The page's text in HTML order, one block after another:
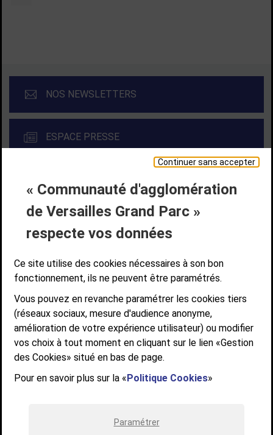
Continuer sans accepter
« Communauté d'agglomération
de Versailles Grand Parc »
respecte vos données
Ce site utilise des cookies nécessaires à son bon
fonctionnement, ils ne peuvent être paramétrés.
Vous pouvez en revanche paramétrer les cookies tiers
(réseaux sociaux, mesure d'audience anonyme,
amélioration de votre expérience utilisateur) ou modifier
vos choix à tout moment en cliquant sur le lien «Gestion
des Cookies» situé en bas de page.
Pour en savoir plus sur la «Politique Cookies»
Paramétrer
NOS NEWSLETTERS
ESPACE PRESSE
Liens bas de page
CONTACT MENTIONS LÉGALES
PLAN DE SITE
ACCESSIBILITÉ NUMÉRIQUE
GESTION DES COOKIES
Suivez-nous
Communauté d'agglomération de Versailles
Grand Parc
6, AVENUE DE PARIS - CS 10922 - 78009 VERSAILLES CEDEX
STANDARD : 01 39 66 30 00 - OUVERT DU LUNDI AU VENDREDI DE 9H À